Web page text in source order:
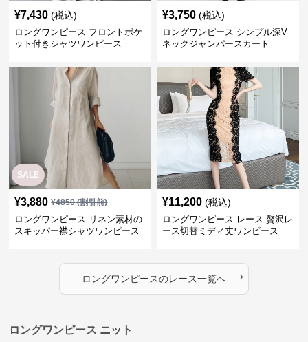
SALE
4850(割引前)
ロングワンピース リネン素材の
スキッパー襟シャツワンピース
¥11,200 (税込)
ロングワンピース レース 贅沢レ
ース切替ミディ丈ワンピース
ロングワンピースのレース一覧へ ›
ロングワンピース ニット